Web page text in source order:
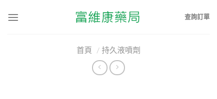
查詢訂單
首頁 / 持久液噴劑